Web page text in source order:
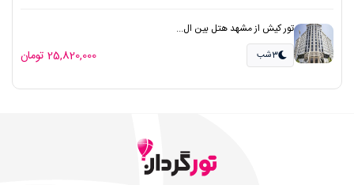
تور کیش از مشهد هتل بین ال...
3شب 25,820,000 تومان